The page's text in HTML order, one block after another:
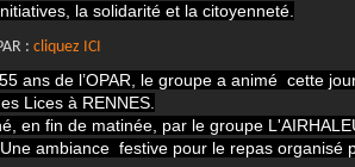
la solidarité et la citoyenneté.
: cliquez ICI
ans de l’OPAR, le groupe a animé cette
Lices à RENNES.
en fin de matinée, par le groupe
ambiance festive pour le repas organisé